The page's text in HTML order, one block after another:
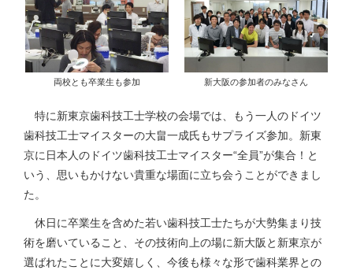
両校とも卒業生も参加 新大阪の参加者のみなさん
特に新東京歯科技工士学校の会場では、もう一人のドイツ
歯科技工士マイスターの大畠一成氏もサプライズ参加。新東
京に日本人のドイツ歯科技工士マイスター“全員”が集合！と
いう、思いもかけない貴重な場面に立ち会うことができまし
た。
休日に卒業生を含めた若い歯科技工士たちが大勢集まり技
術を磨いていること、その技術向上の場に新大阪と新東京が
選ばれたことに大変嬉しく、今後も様々な形で歯科業界との